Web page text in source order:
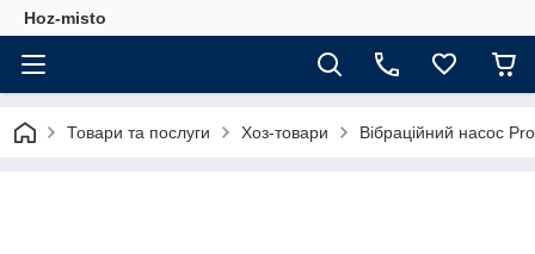
Hoz-misto
Товари та послуги Хоз-товари Вібраційний насос